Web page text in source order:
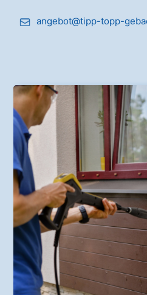
angebot@tipp-topp-